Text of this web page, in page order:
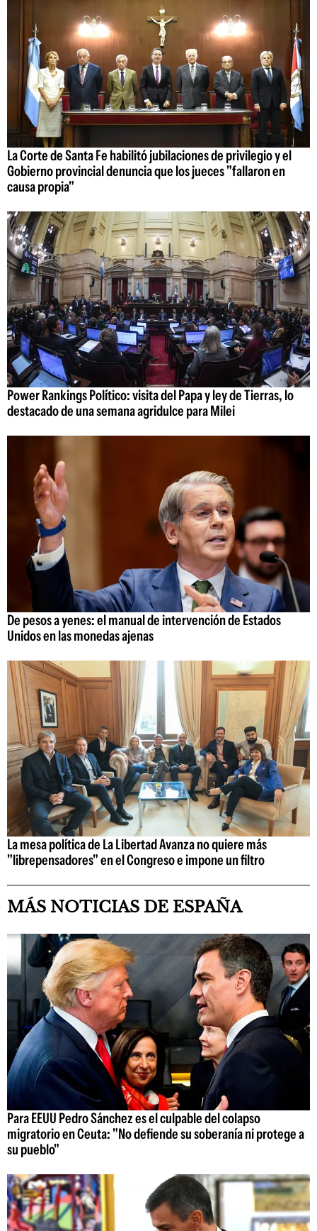
La Corte de Santa Fe habilitó jubilaciones de privilegio y el
Gobierno provincial denuncia que los jueces "fallaron en
causa propia"
Power Rankings Político: visita del Papa y ley de Tierras, lo
destacado de una semana agridulce para Milei
De pesos a yenes: el manual de intervención de Estados
Unidos en las monedas ajenas
La mesa política de La Libertad Avanza no quiere más
"librepensadores" en el Congreso e impone un filtro
MÁS NOTICIAS DE ESPAÑA
Para EEUU Pedro Sánchez es el culpable del colapso
migratorio en Ceuta: "No defiende su soberanía ni protege a
su pueblo"